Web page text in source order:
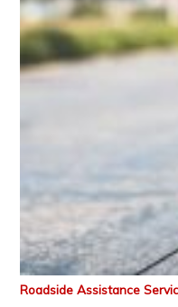
Roadside Assistance